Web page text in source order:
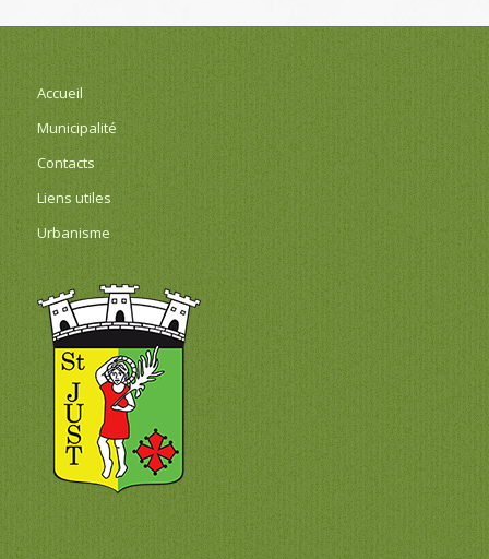
Accueil
Municipalité
Contacts
Liens utiles
Urbanisme